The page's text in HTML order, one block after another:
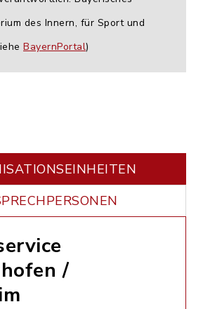
des Innern, für Sport und
BayernPortal)
/